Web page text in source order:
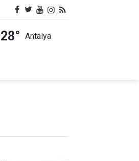
28° Antalya